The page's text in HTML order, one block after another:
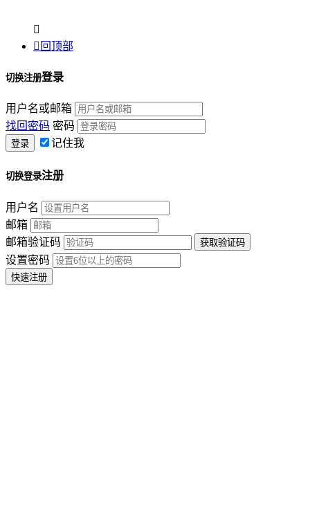

 回顶部
切换注册登录
用户名或邮箱
找回密码 密码
记住我
切换登录注册
用户名
邮箱
邮箱验证码
设置密码